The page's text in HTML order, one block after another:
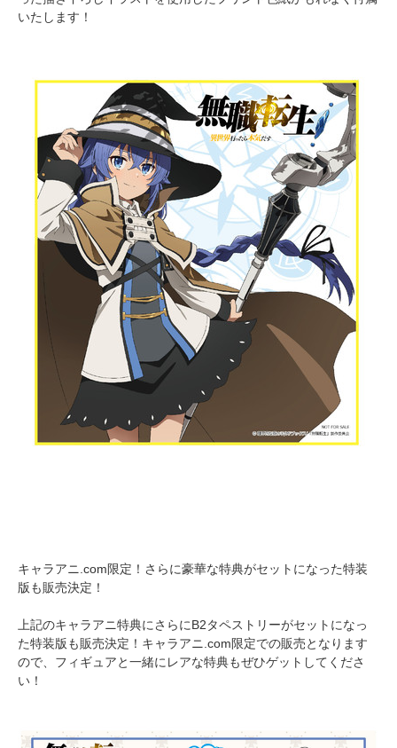
いたします！
キャラアニ.com限定！さらに豪華な特典がセットになった特装
版も販売決定！
上記のキャラアニ特典にさらにB2タペストリーがセットになっ
た特装版も販売決定！キャラアニ.com限定での販売となります
ので、フィギュアと一緒にレアな特典もぜひゲットしてくださ
い！